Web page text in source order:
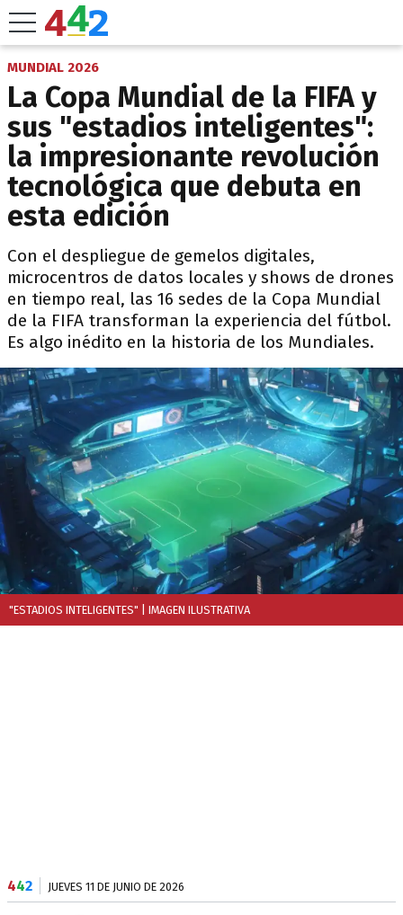
MUNDIAL 2026
La Copa Mundial de la FIFA y
sus "estadios inteligentes":
la impresionante revolución
tecnológica que debuta en
esta edición
Con el despliegue de gemelos digitales,
microcentros de datos locales y shows de drones
en tiempo real, las 16 sedes de la Copa Mundial
de la FIFA transforman la experiencia del fútbol.
Es algo inédito en la historia de los Mundiales.
"ESTADIOS INTELIGENTES" | IMAGEN ILUSTRATIVA
442 JUEVES 11 DE JUNIO DE 2026